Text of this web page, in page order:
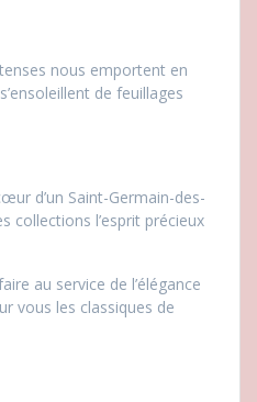
nous emportent en
de feuillages
d’un Saint-Germain-des-
collections l’esprit précieux
au service de l’élégance
vous les classiques de